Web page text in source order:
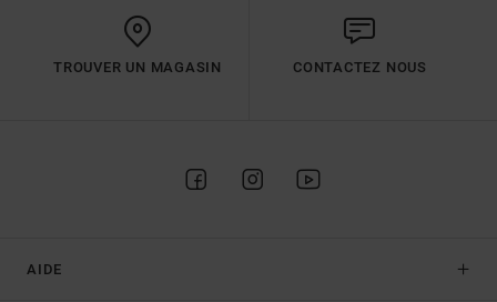
TROUVER UN MAGASIN CONTACTEZ NOUS
AIDE